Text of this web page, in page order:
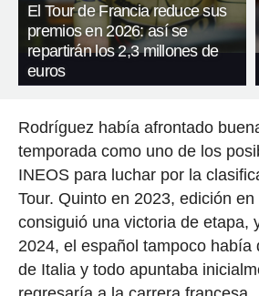
El Tour de Francia reduce sus
premios en 2026: así se
repartirán los 2,3 millones de
euros
Rodríguez había afrontado
temporada como uno de los
INEOS para luchar por la
Tour. Quinto en 2023, edición
consiguió una victoria de etapa,
2024, el español tampoco había
de Italia y todo apuntaba